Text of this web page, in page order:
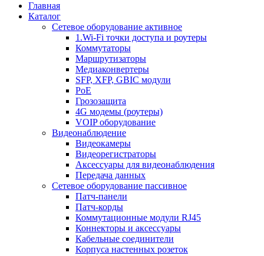
Главная
Каталог
Сетевое оборудование активное
1.Wi-Fi точки доступа и роутеры
Коммутаторы
Маршрутизаторы
Медиаконвертеры
SFP, XFP, GBIC модули
PoE
Грозозащита
4G модемы (роутеры)
VOIP оборудование
Видеонаблюдение
Видеокамеры
Видеорегистраторы
Аксессуары для видеонаблюдения
Передача данных
Сетевое оборудование пассивное
Патч-панели
Патч-корды
Коммутационные модули RJ45
Коннекторы и аксессуары
Кабельные соединители
Корпуса настенных розеток